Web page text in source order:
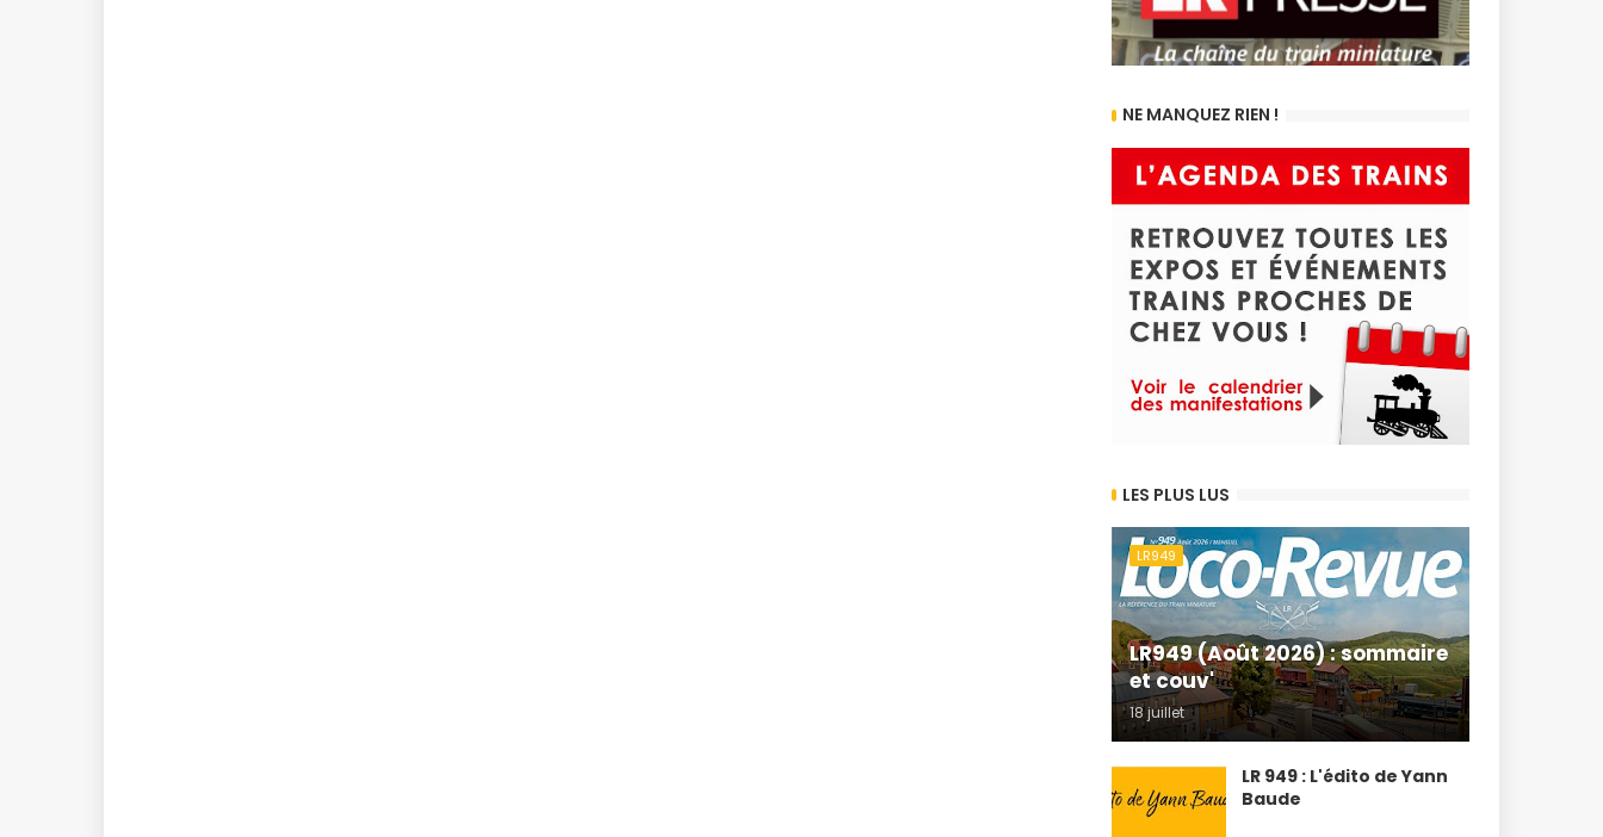
NE MANQUEZ RIEN !
LES PLUS LUS
LR949
LR949 (Août 2026) : sommaire
et couv'
18 juillet
LR 949 : L'édito de Yann
Baude